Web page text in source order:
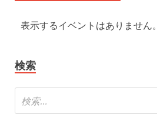
表示するイベントはありません。
検索